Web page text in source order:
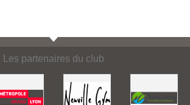
Les partenaires du club